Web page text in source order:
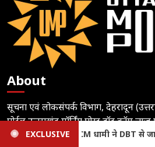
About
सूचना एवं लोकसंपर्क विभाग, देहरादून
पोर्टल उत्तराखंड मॉर्निंग पोस्ट डॉट कॉम
उत्तराखंड की सत्य की कसौटी पर शत
EXCLUSIVEUttarakhand Weather: